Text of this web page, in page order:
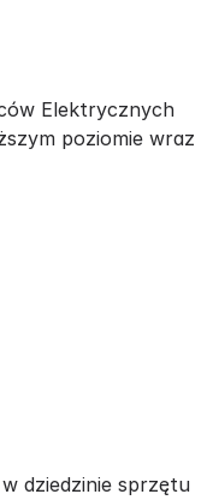
Elektrycznych
poziomie wraz
dziedzinie sprzętu